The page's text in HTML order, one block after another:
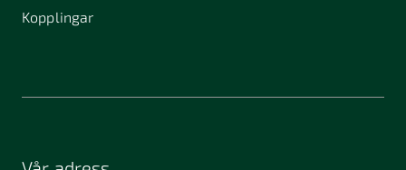
Kopplingar